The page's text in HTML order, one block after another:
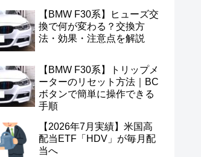
【BMW F30系】ヒューズ交
換で何が変わる？交換方
法・効果・注意点を解説
【BMW F30系】トリップメ
ーターのリセット方法｜BC
ボタンで簡単に操作できる
手順
【2026年7月実績】米国高
配当ETF「HDV」が毎月配
当へ